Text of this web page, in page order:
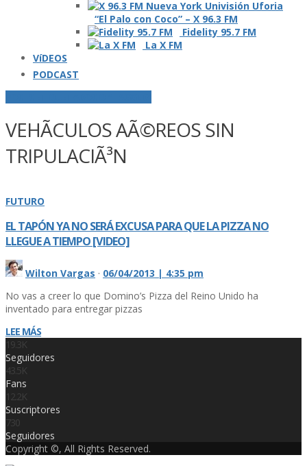
“El Palo con Coco” – X 96.3 FM
Fidelity 95.7 FM
La X FM
VíDEOS
PODCAST
VEHÃ­CULOS AÃ©REOS SIN
TRIPULACIÃ³N
FUTURO
EL TAPÓN YA NO SERÁ EXCUSA PARA QUE LA PIZZA NO
LLEGUE A TIEMPO [VIDEO]
Wilton Vargas · 06/04/2013 | 4:35 pm
No vas a creer lo que Domino’s Pizza del Reino Unido ha
inventado para entregar pizzas
LEE MÁS
19.3K
Seguidores
43.5K
Fans
12.2K
Suscriptores
730
Seguidores
Copyright ©, All Rights Reserved.